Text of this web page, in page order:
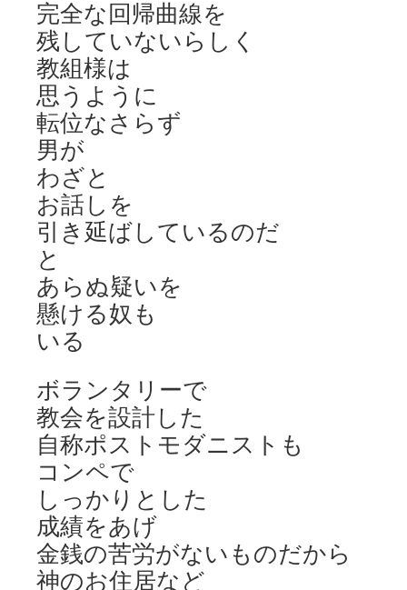
完全な回帰曲線を
残していないらしく
教組様は
思うように
転位なさらず
男が
わざと
お話しを
引き延ばしているのだ
と
あらぬ疑いを
懸ける奴も
いる
ボランタリーで
教会を設計した
自称ポストモダニストも
コンペで
しっかりとした
成績をあげ
金銭の苦労がないものだから
神のお住居など